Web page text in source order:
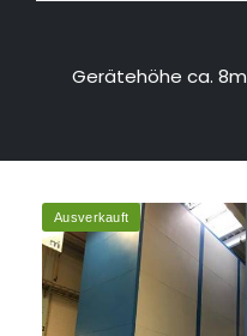
Gerätehöhe ca. 8m
Ausverkauft